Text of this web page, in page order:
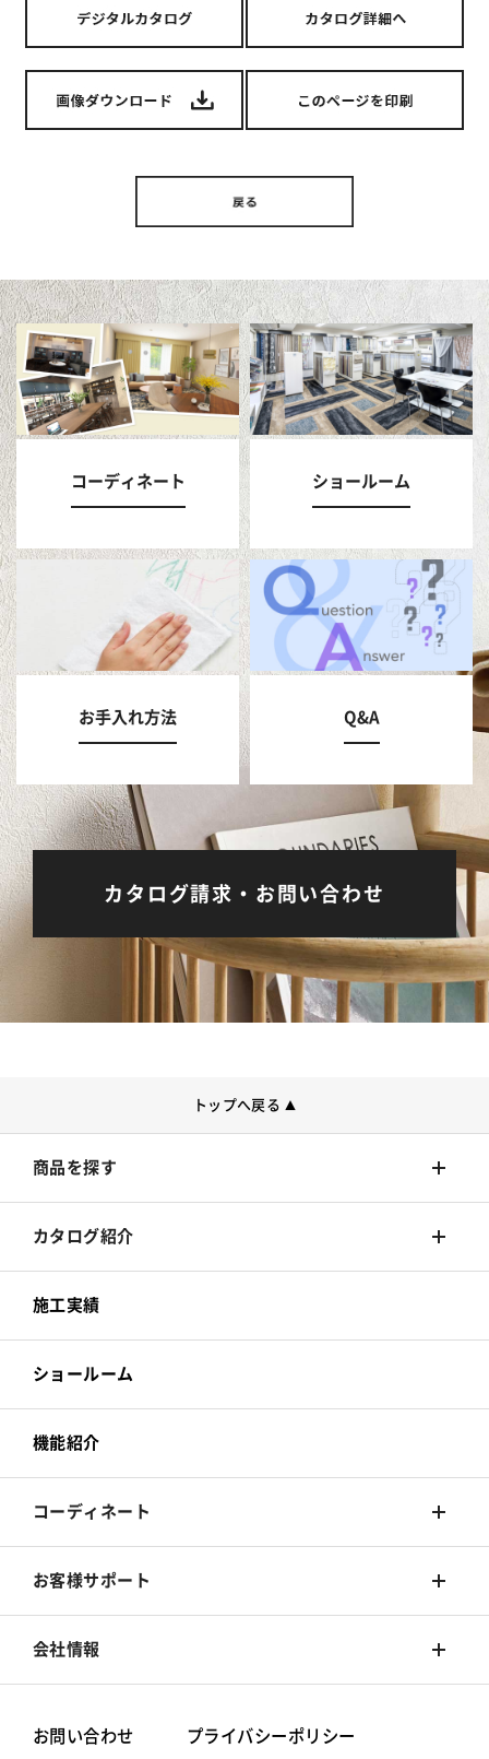
コーディネート ショールーム
お手入れ方法 Q&A
カタログ請求・お問い合わせ
トップへ戻る ▲
商品を探す
壁装材
カーテン
床材
カーペット
椅子張
カタログ紹介
壁装材
カーテン
床材
カーペット
椅子張
旧カタログ
施工実績
ショールーム
機能紹介
コーディネート
着せ替えシミュレーション
コーディネート集
お客様サポート
Q&A
会社情報
お問い合わせ プライバシーポリシー